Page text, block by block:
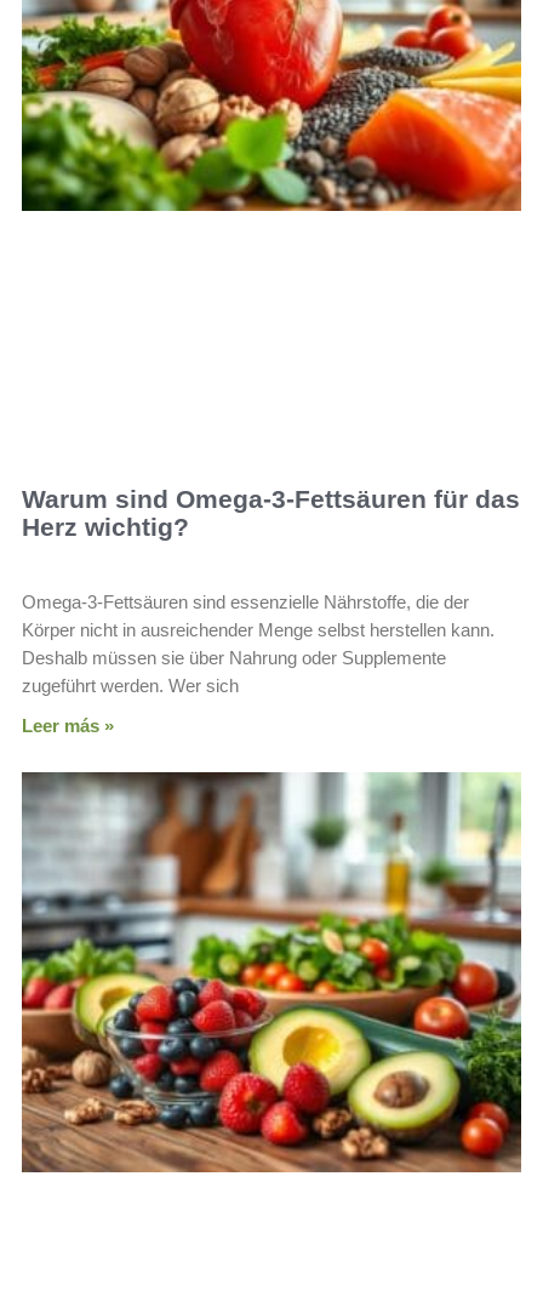
Warum sind Omega-3-Fettsäuren für das
Herz wichtig?
Omega-3-Fettsäuren sind essenzielle Nährstoffe, die der
Körper nicht in ausreichender Menge selbst herstellen kann.
Deshalb müssen sie über Nahrung oder Supplemente
zugeführt werden. Wer sich
Leer más »